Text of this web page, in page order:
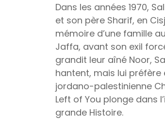
Dans les années 1970,
et son père Sharif, en
mémoire d’une famille
Jaffa, avant son exil
grandit leur aîné Noor,
hantent, mais lui préfère
jordano-palestinienne
Left of You plonge dans
grande Histoire.